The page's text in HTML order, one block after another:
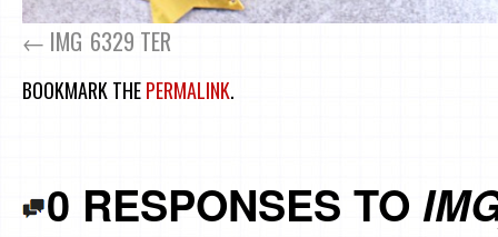
IMG_6329 TER
BOOKMARK THEPERMALINK.
0 RESPONSES TO